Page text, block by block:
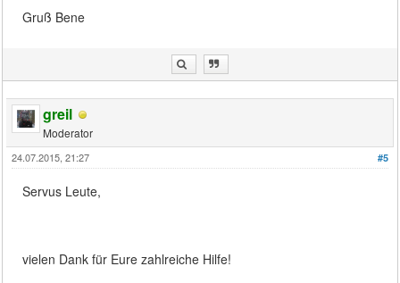
Gruß Bene
greil
Moderator
#5
24.07.2015, 21:27
Servus Leute,
vielen Dank für Eure zahlreiche Hilfe!